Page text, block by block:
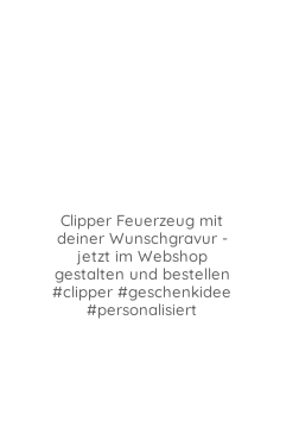
Clipper Feuerzeug mit
deiner Wunschgravur -
jetzt im Webshop
gestalten und bestellen
#clipper #geschenkidee
#personalisiert